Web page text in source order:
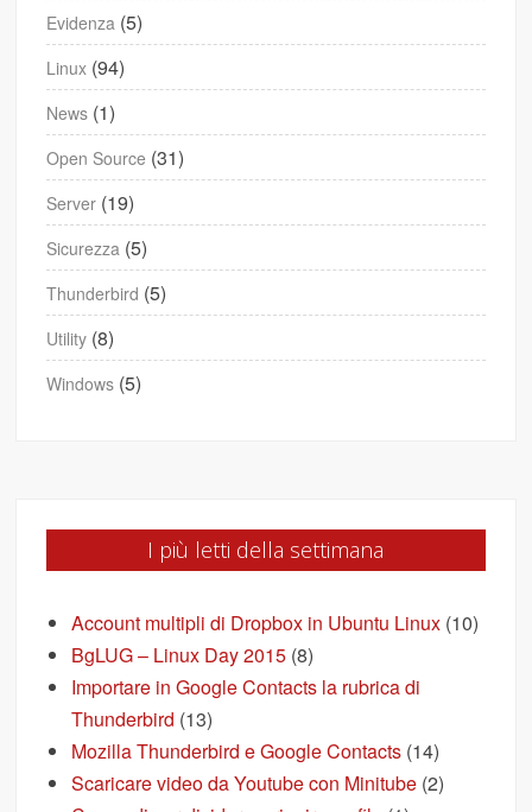
Evidenza (5)
Linux (94)
News (1)
Open Source (31)
Server (19)
Sicurezza (5)
Thunderbird (5)
Utility (8)
Windows (5)
I più letti della settimana
Account multipli di Dropbox in Ubuntu Linux (10)
BgLUG – Linux Day 2015 (8)
Importare in Google Contacts la rubrica di
Thunderbird (13)
Mozilla Thunderbird e Google Contacts (14)
Scaricare video da Youtube con Minitube (2)